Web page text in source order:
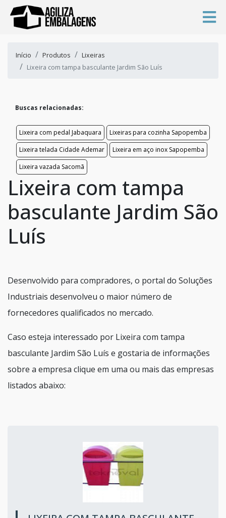
Início Produtos
Lixeiras
Lixeira com tampa basculante Jardim São Luís
Buscas relacionadas:
Lixeira com pedal Jabaquara
Lixeiras para cozinha Sapopemba
Lixeira telada Cidade Ademar
Lixeira em aço inox Sapopemba
Lixeira vazada Sacomã
Lixeira com tampa
basculante Jardim São
Luís
Desenvolvido para compradores, o portal do Soluções
Industriais desenvolveu o maior número de
fornecedores qualificados no mercado.
Caso esteja interessado por Lixeira com tampa
basculante Jardim São Luís e gostaria de informações
sobre a empresa clique em uma ou mais das empresas
listados abaixo: